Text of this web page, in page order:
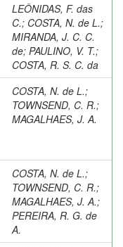
LEÔNIDAS, F. das
C.; COSTA, N. de L.;
MIRANDA, J. C. C.
de; PAULINO, V. T.;
COSTA, R. S. C. da
COSTA, N. de L.;
TOWNSEND, C. R.;
MAGALHAES, J. A.
COSTA, N. de L.;
TOWNSEND, C. R.;
MAGALHAES, J. A.;
PEREIRA, R. G. de
A.